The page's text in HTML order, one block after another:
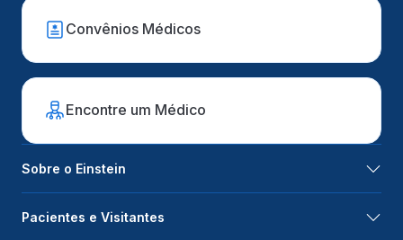
Convênios Médicos
Encontre um Médico
Sobre o Einstein
Pacientes e Visitantes